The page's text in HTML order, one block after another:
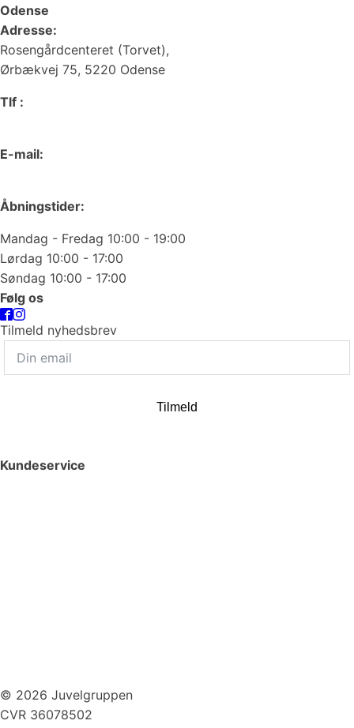
Odense
Adresse:
Rosengårdcenteret (Torvet),
Ørbækvej 75, 5220 Odense
Tlf :
E-mail:
Åbningstider:
Mandag - Fredag 10:00 - 19:00
Lørdag 10:00 - 17:00
Søndag 10:00 - 17:00
Følg os
Tilmeld nyhedsbrev
Tilmeld
Kundeservice
© 2026 Juvelgruppen
CVR 36078502